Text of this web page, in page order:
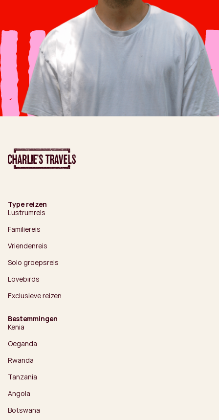
Type reizen
Lustrumreis
Familiereis
Vriendenreis
Solo groepsreis
Lovebirds
Exclusieve reizen
Bestemmingen
Kenia
Oeganda
Rwanda
Tanzania
Angola
Botswana